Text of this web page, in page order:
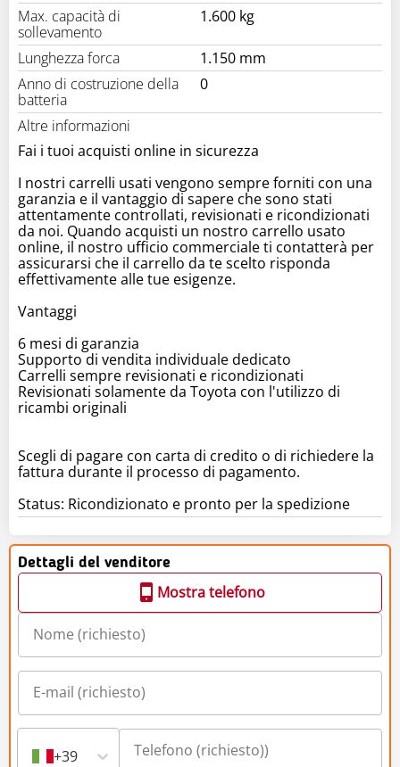
Max. capacità di
sollevamento
1.600 kg
Lunghezza forca
1.150 mm
Anno di costruzione della
batteria
0
Altre informazioni
Fai i tuoi acquisti online in sicurezza
I nostri carrelli usati vengono sempre forniti con una
garanzia e il vantaggio di sapere che sono stati
attentamente controllati, revisionati e ricondizionati
da noi. Quando acquisti un nostro carrello usato
online, il nostro ufficio commerciale ti contatterà per
assicurarsi che il carrello da te scelto risponda
effettivamente alle tue esigenze.
Vantaggi
6 mesi di garanzia
Supporto di vendita individuale dedicato
Carrelli sempre revisionati e ricondizionati
Revisionati solamente da Toyota con l'utilizzo di
ricambi originali
Scegli di pagare con carta di credito o di richiedere la
fattura durante il processo di pagamento.
Status: Ricondizionato e pronto per la spedizione
Dettagli del venditore
Mostra telefono
+39